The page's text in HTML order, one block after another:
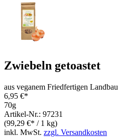
Zwiebeln getoastet
aus veganem Friedfertigen Landbau
6,95 €*
70g
Artikel-Nr.: 97231
(99,29 €* / 1 kg)
inkl. MwSt. zzgl. Versandkosten